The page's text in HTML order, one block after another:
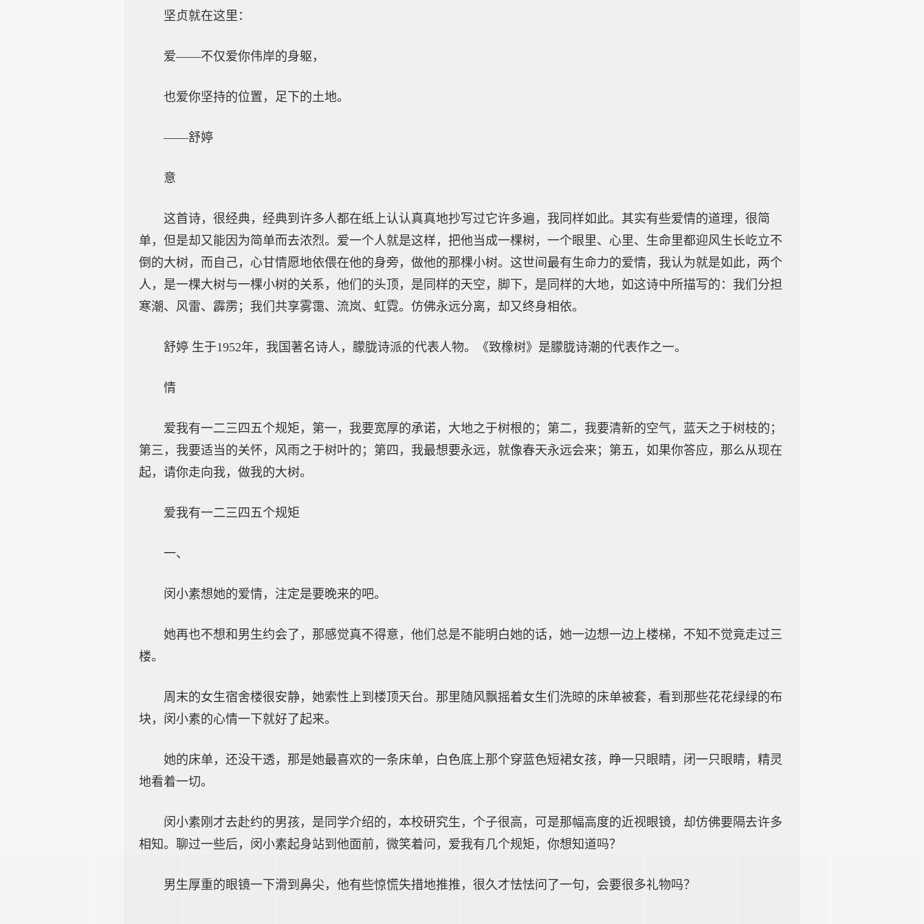
坚贞就在这里：
爱——不仅爱你伟岸的身躯，
也爱你坚持的位置，足下的土地。
——舒婷
意
这首诗，很经典，经典到许多人都在纸上认认真真地抄写过它许多遍，我同样如此。其实有些爱情的道理，很简
单，但是却又能因为简单而去浓烈。爱一个人就是这样，把他当成一棵树，一个眼里、心里、生命里都迎风生长屹立不
倒的大树，而自己，心甘情愿地依偎在他的身旁，做他的那棵小树。这世间最有生命力的爱情，我认为就是如此，两个
人，是一棵大树与一棵小树的关系，他们的头顶，是同样的天空，脚下，是同样的大地，如这诗中所描写的：我们分担
寒潮、风雷、霹雳；我们共享雾霭、流岚、虹霓。仿佛永远分离，却又终身相依。
舒婷 生于1952年，我国著名诗人，朦胧诗派的代表人物。《致橡树》是朦胧诗潮的代表作之一。
情
爱我有一二三四五个规矩，第一，我要宽厚的承诺，大地之于树根的；第二，我要清新的空气，蓝天之于树枝的；
第三，我要适当的关怀，风雨之于树叶的；第四，我最想要永远，就像春天永远会来；第五，如果你答应，那么从现在
起，请你走向我，做我的大树。
爱我有一二三四五个规矩
一、
闵小素想她的爱情，注定是要晚来的吧。
她再也不想和男生约会了，那感觉真不得意，他们总是不能明白她的话，她一边想一边上楼梯，不知不觉竟走过三
楼。
周末的女生宿舍楼很安静，她索性上到楼顶天台。那里随风飘摇着女生们洗晾的床单被套，看到那些花花绿绿的布
块，闵小素的心情一下就好了起来。
她的床单，还没干透，那是她最喜欢的一条床单，白色底上那个穿蓝色短裙女孩，睁一只眼睛，闭一只眼睛，精灵
地看着一切。
闵小素刚才去赴约的男孩，是同学介绍的，本校研究生，个子很高，可是那幅高度的近视眼镜，却仿佛要隔去许多
相知。聊过一些后，闵小素起身站到他面前，微笑着问，爱我有几个规矩，你想知道吗？
男生厚重的眼镜一下滑到鼻尖，他有些惊慌失措地推推，很久才怯怯问了一句，会要很多礼物吗？